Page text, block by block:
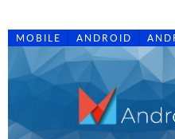
MOBILE ANDROID